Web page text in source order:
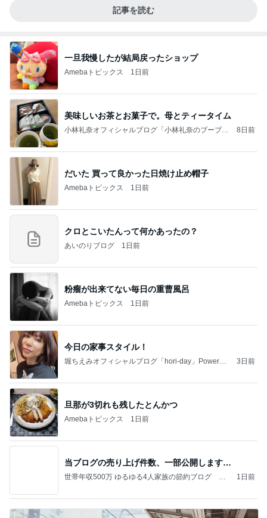
記事を読む
一旦我慢したが結局戻ったショップ
Amebaトピックス 1日前
美味しいお茶とお菓子で。母とティータイム
小林礼奈オフィシャルブログ「小林礼奈のブーブー
8日前
だいた 買って良かった日焼け止め帽子
Amebaトピックス 1日前
クロとこいたんって何かあったの？
あいのりブログ 1日前
粉瘤が出来てない毎日の重曹風呂
Amebaトピックス 1日前
今日の家事スタイル！
堀ちえみオフィシャルブログ「hori-day」Powered
3日前
旦那が3切れも残したとんかつ
Amebaトピックス 1日前
当ブログの売り上げ件数、一部公開します…
世帯年収500万 ゆるゆる4人家族の節約ブログ 〜
1日前